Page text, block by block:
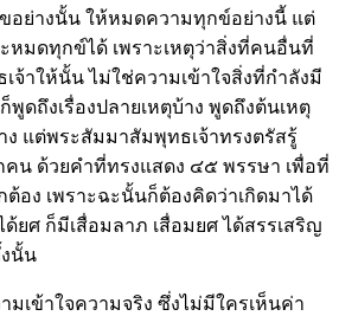
อย่างนั้น ให้หมดความทุกข์อย่างนี้ แต่
หมดทุกข์ได้ เพราะเหตุว่าสิ่งที่คนอื่นที่
จ้าให้นั้น ไม่ใช่ความเข้าใจสิ่งที่กำลังมี
ดถึงเรื่องปลายเหตุบ้าง พูดถึงต้นเหตุ
ง แต่พระสัมมาสัมพุทธเจ้าทรงตรัสรู้
น ด้วยคำที่ทรงแสดง ๔๕ พรรษา เพื่อที่
อง เพราะฉะนั้นก็ต้องคิดว่าเกิดมาได้
ยศ ก็มีเสื่อมลาภ เสื่อมยศ ได้สรรเสริญ
นั้น
มเข้าใจความจริง ซึ่งไม่มีใครเห็นค่า